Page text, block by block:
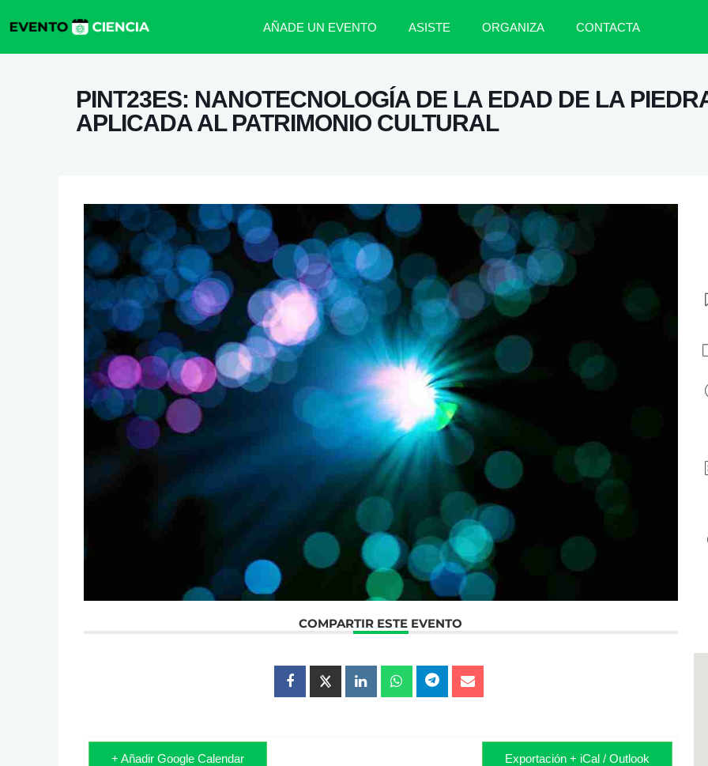
AÑADE UN EVENTO ASISTE ORGANIZA CONTACTA
PINT23ES: NANOTECNOLOGÍA DE LA EDAD DE LA
APLICADA AL PATRIMONIO CULTURAL
COMPARTIR ESTE EVENTO
+ Añadir Google Calendar Exportación + iCal / Outlook